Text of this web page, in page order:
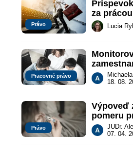
Právo
za
možno
Lucia
Pracovné právo
18. 08.
Právo
Výpoveď
pomeru
režimu
JUDr.
07. 04.